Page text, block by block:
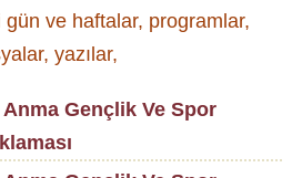
ve haftalar, programlar,
yazılar,
Gençlik Ve Spor